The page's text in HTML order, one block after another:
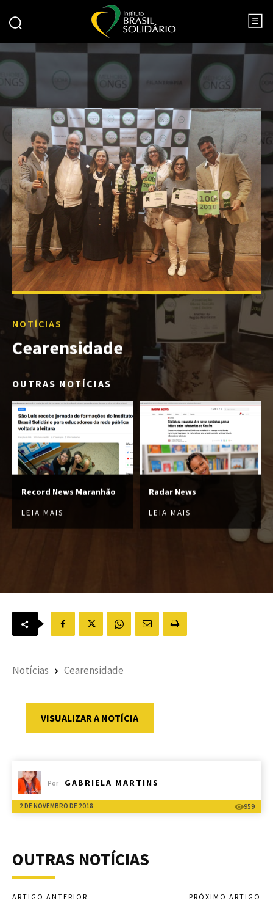
NOTÍCIAS
Cearensidade
OUTRAS NOTÍCIAS
Record News Maranhão
LEIA MAIS
Radar News
LEIA MAIS
Notícias Cearensidade
VISUALIZAR A NOTÍCIA
Por GABRIELA MARTINS
2 DE NOVEMBRO DE 2018 959
OUTRAS NOTÍCIAS
ARTIGO ANTERIOR PRÓXIMO ARTIGO